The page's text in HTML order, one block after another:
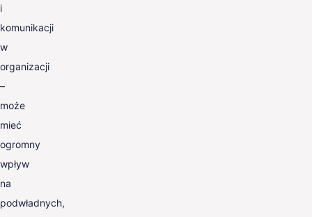
i
komunikacji
w
organizacji
–
może
mieć
ogromny
wpływ
na
podwładnych,